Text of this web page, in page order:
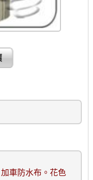
車防水布。花色